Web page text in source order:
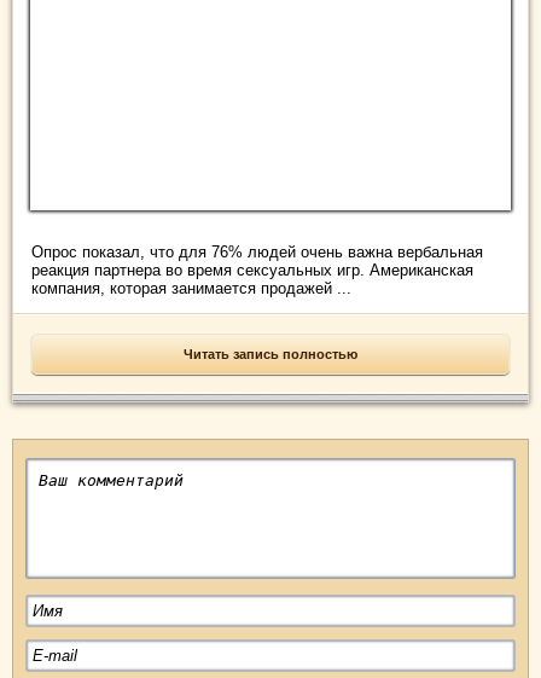
Опрос показал, что для 76% людей очень важна вербальная
реакция партнера во время сексуальных игр. Американская
компания, которая занимается продажей ...
Читать запись полностью